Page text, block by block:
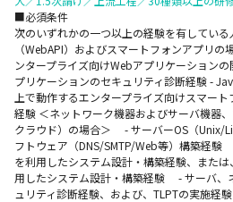
■必須条件
次のいずれかの一つ以上の経験を有してい
（WebAPI）およびスマートフォンアプリ
ンタープライズ向けWebアプリケーション
プリケーションのセキュリティ診断経験 -
上で動作するエンタープライズ向けスマー
経験 ＜ネットワーク機器およびサーバ機器
クラウド）の場合＞ - サーバーOS（Unix/
フトウェア（DNS/SMTP/Web等）構築経験
を利用したシステム設計・構築経験、また
用したシステム設計・構築経験 - サーバ、
ュリティ診断経験、および、TLPTの実施経験